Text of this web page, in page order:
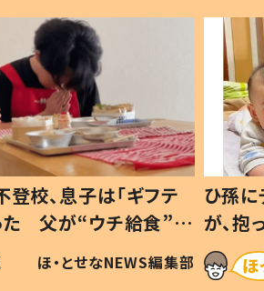
校、息子は「ギフテ
た 父が“ウチ給食”を
る理由とは #令和の親
ほ・とせなNEWS編集部
ひ孫
が、
「涙が
い」